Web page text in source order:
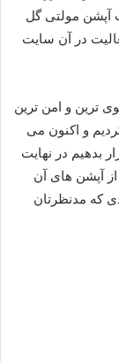
آپشن مولتی گل
در آن سایت
ترین و امن ترین
و اکنون می
بدهیم در نهایت
آپشن های آن
که مدنظرتان